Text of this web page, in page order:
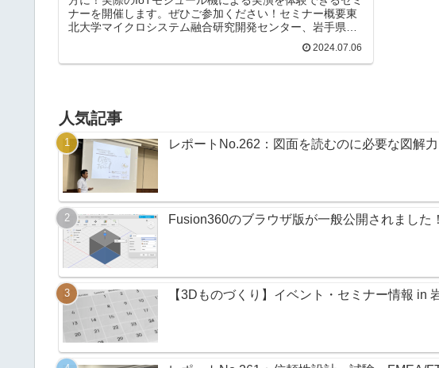
ナーを開催します。ぜひご参加ください！セミナー概要東
北大学マイクロシステム融合研究開発センター、岩手県工
業技術センターを講師に、実際のIoTモジュール機によるデ
ータ収集、データ出力や可視化を実演していただきます！
また、体験学習終了後に個別相談もお受けいたします。日
会議室A、B（北上市相去町山田2ー35）対象者IoTを業務に
活用したい企業の方、支援機関の方定員：1...
2024.07.06
人気記事
レポートNo.262：図面を読むのに必要な図解
Fusion360のブラウザ版が一般公開されました！
【3Dものづくり】イベント・セミナー情報 in